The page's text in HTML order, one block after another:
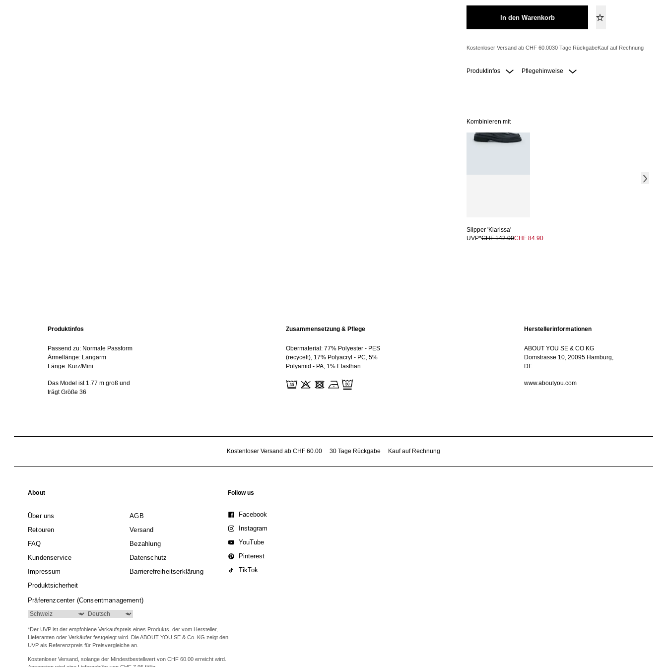
In den Warenkorb
Kostenloser Versand ab CHF 60.0030 Tage RückgabeKauf auf Rechnung
Produktinfos Pflegehinweise
Kombinieren mit
Slipper 'Klarissa'
UVP*CHF 142.00CHF 84.90
Produktinfos
Passend zu: Normale Passform
Ärmellänge: Langarm
Länge: Kurz/Mini
Das Model ist 1.77 m groß und
trägt Größe 36
Zusammensetzung & Pflege
Obermaterial: 77% Polyester - PES
(recycelt), 17% Polyacryl - PC, 5%
Polyamid - PA, 1% Elasthan
Herstellerinformationen
ABOUT YOU SE & CO KG
Domstrasse 10, 20095 Hamburg,
DE
www.aboutyou.com
Kostenloser Versand ab CHF 60.00 30 Tage Rückgabe Kauf auf Rechnung
About
Über uns
AGB
Retouren
Versand
FAQ
Bezahlung
Kundenservice
Datenschutz
Impressum
Barrierefreiheitserklärung
Produktsicherheit
Präferenzcenter (Consentmanagement)
*Der UVP ist der empfohlene Verkaufspreis eines Produkts, der vom Hersteller,
Lieferanten oder Verkäufer festgelegt wird. Die ABOUT YOU SE & Co. KG zeigt den
UVP als Referenzpreis für Preisvergleiche an.
Kostenloser Versand, solange der Mindestbestellwert von CHF 60.00 erreicht wird.
Follow us
Facebook
Instagram
YouTube
Pinterest
TikTok